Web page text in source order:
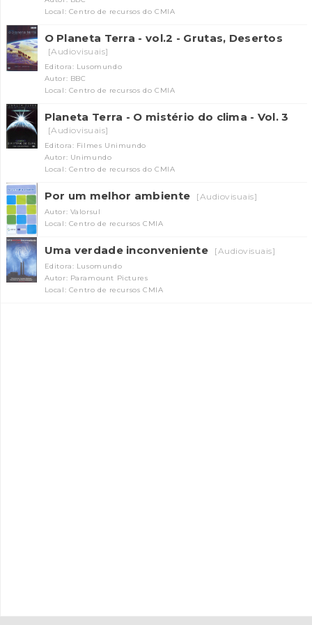
Local: Centro de recursos do CMIA
O Planeta Terra - vol.2 - Grutas, Desertos
[Audiovisuais]
Editora: Lusomundo
Autor: BBC
Local: Centro de recursos do CMIA
Planeta Terra - O mistério do clima - Vol. 3
[Audiovisuais]
Editora: Filmes Unimundo
Autor: Unimundo
Local: Centro de recursos do CMIA
Por um melhor ambiente [Audiovisuais]
Autor: Valorsul
Local: Centro de recursos CMIA
Uma verdade inconveniente [Audiovisuais]
Editora: Lusomundo
Autor: Paramount Pictures
Local: Centro de recursos CMIA